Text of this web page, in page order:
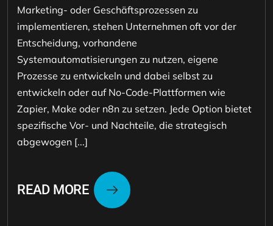
Marketing- oder Geschäftsprozessen zu
implementieren, stehen Unternehmen oft vor der
Entscheidung, vorhandene
Systemautomatisierungen zu nutzen, eigene
Prozesse zu entwickeln und dabei selbst zu
entwickeln oder auf No-Code-Plattformen wie
Zapier, Make oder n8n zu setzen. Jede Option bietet
spezifische Vor- und Nachteile, die strategisch
abgewogen [...]
READ MORE